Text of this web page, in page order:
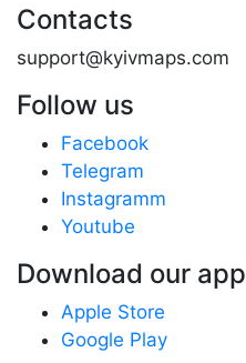
Contacts
support@kyivmaps.com
Follow us
Facebook
Telegram
Instagramm
Youtube
Download our app
Apple Store
Google Play